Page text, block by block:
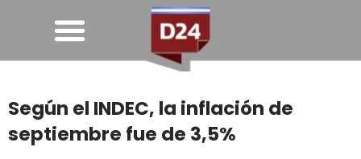
Según el INDEC, la inflación de
septiembre fue de 3,5%